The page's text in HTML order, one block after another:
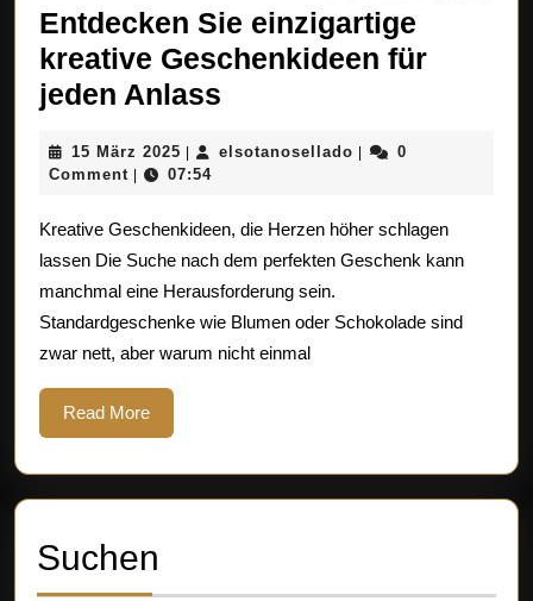
Entdecken Sie einzigartige
kreative Geschenkideen für
jeden Anlass
einzigartige
Geschenkideen
für
jeden
Anlass
15 März 2025 15
März
| elsotanosellado elsotanosellado
|
0
Comment | 07:54
Kreative Geschenkideen, die Herzen höher schlagen
lassen Die Suche nach dem perfekten Geschenk kann
manchmal eine Herausforderung sein.
Standardgeschenke wie Blumen oder Schokolade sind
zwar nett, aber warum nicht einmal
Read MoreRead
More
Suchen